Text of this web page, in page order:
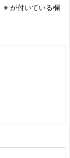
※ が付いている欄